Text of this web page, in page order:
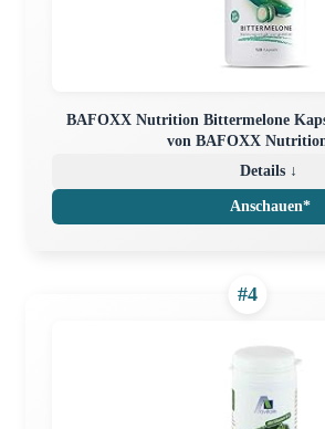
BAFOXX Nutrition Bittermelone
von BAFOXX
Details ↓
Anschauen*
#4